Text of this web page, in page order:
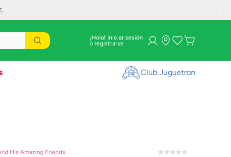
¡Hola! Iniciar sesión
Club Juguetron
His Amazing Friends